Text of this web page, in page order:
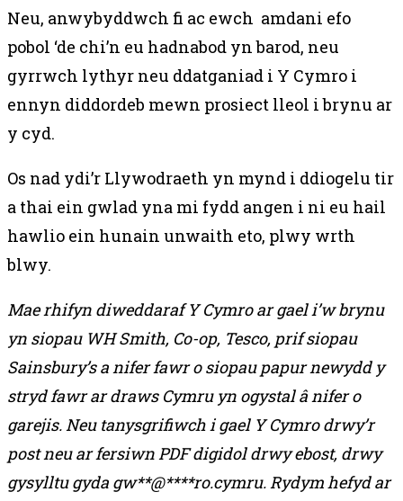
Neu, anwybyddwch fi ac ewch amdani efo
pobol ‘de chi’n eu hadnabod yn barod, neu
gyrrwch lythyr neu ddatganiad i Y Cymro i
ennyn diddordeb mewn prosiect lleol i brynu ar
y cyd.
Os nad ydi’r Llywodraeth yn mynd i ddiogelu tir
a thai ein gwlad yna mi fydd angen i ni eu hail
hawlio ein hunain unwaith eto, plwy wrth
blwy.
Mae rhifyn diweddaraf Y Cymro ar gael i’w brynu
yn siopau WH Smith, Co-op, Tesco, prif siopau
Sainsbury’s a nifer fawr o siopau papur newydd y
stryd fawr ar draws Cymru yn ogystal â nifer o
garejis. Neu tanysgrifiwch i gael Y Cymro drwy’r
post neu ar fersiwn PDF digidol drwy ebost, drwy
gysylltu gyda gw**@****ro.cymru. Rydym hefyd ar